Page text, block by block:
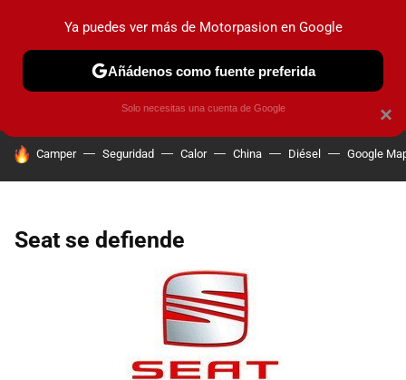
PRUEBAS COCHES ELÉCTRICOS OBSERVATORIO
HOY SE HABLA DE
Camper Seguridad Calor China Diésel Google
Seat se defiende
×
Ya puedes ver más de Motorpasion en Google
Añádenos como fuente preferida
Solo necesitas una cuenta de Google